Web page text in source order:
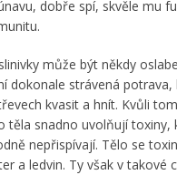
dobře spí, skvěle mu
může být někdy
dokonale strávená potrava,
kvasit a hnít. Kvůli
těla snadno uvolňují toxiny,
nepřispívají. Tělo se
a ledvin. Ty však v takové